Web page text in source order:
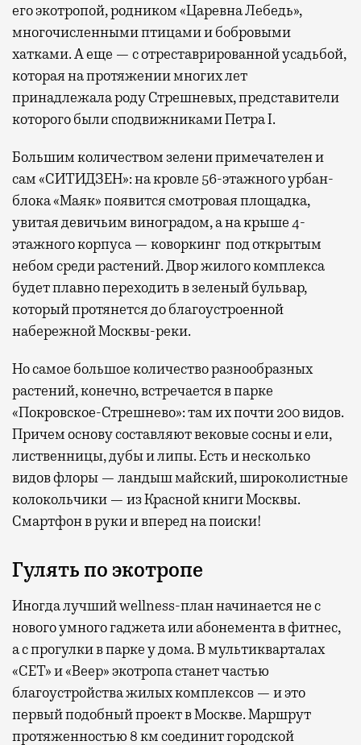
его экотропой, родником «Царевна Лебедь»,
многочисленными птицами и бобровыми
хатками. А еще — с отреставрированной усадьбой,
которая на протяжении многих лет
принадлежала роду Стрешневых, представители
которого были сподвижниками Петра I.
Большим количеством зелени примечателен и
сам «СИТИДЗЕН»: на кровле 56-этажного урбан-
блока «Маяк» появится смотровая площадка,
увитая девичьим виноградом, а на крыше 4-
этажного корпуса — коворкинг под открытым
небом среди растений. Двор жилого комплекса
будет плавно переходить в зеленый бульвар,
который протянется до благоустроенной
набережной Москвы-реки.
Но самое большое количество разнообразных
растений, конечно, встречается в парке
«Покровское-Стрешнево»: там ихпочти 200 видов.
Причем основу составляют вековые сосны и ели,
лиственницы, дубы и липы. Есть и несколько
видов флоры — ландыш майский, широколистные
колокольчики — из Красной книги Москвы.
Смартфон в руки и вперед на поиски!
Гулять по экотропе
Иногда лучший wellness-план начинается не с
нового умного гаджета или абонемента в фитнес,
а с прогулки в парке у дома. В мультикварталах
«СЕТ» и «Веер» экотропа станет частью
благоустройства жилых комплексов — и это
первый подобный проект в Москве. Маршрут
протяженностью 8 км соединит городской